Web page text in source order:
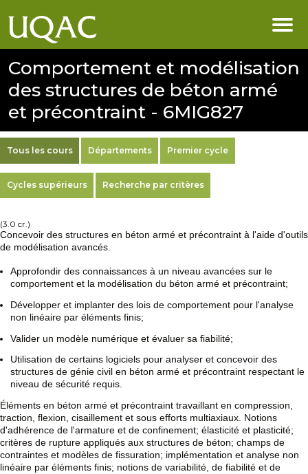
Comportement et modélisation
des structures de béton armé
et précontraint - 6MIG827
Tous les cours Départements Premier cycle
Cycles supérieurs Recherche par critères
(3.0 cr.)
Concevoir des structures en béton armé et précontraint à l'aide d'outils
de modélisation avancés.
Approfondir des connaissances à un niveau avancées sur le
comportement et la modélisation du béton armé et précontraint;
Développer et implanter des lois de comportement pour l'analyse
non linéaire par éléments finis;
Valider un modèle numérique et évaluer sa fiabilité;
Utilisation de certains logiciels pour analyser et concevoir des
structures de génie civil en béton armé et précontraint respectant le
niveau de sécurité requis.
Éléments en béton armé et précontraint travaillant en compression,
traction, flexion, cisaillement et sous efforts multiaxiaux. Notions
d'adhérence de l'armature et de confinement; élasticité et plasticité;
critères de rupture appliqués aux structures de béton; champs de
contraintes et modèles de fissuration; implémentation et analyse non
linéaire par éléments finis; notions de variabilité, de fiabilité et de